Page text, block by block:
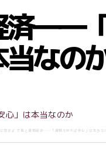
済――
なの
蓉まよ 女性と資格経済――「資格を取れば安心」は本当な